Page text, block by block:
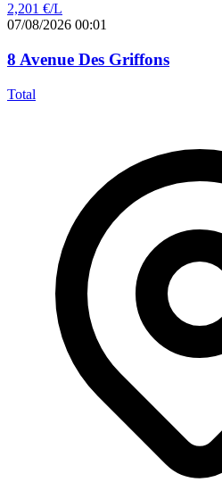
2,201 €/L
07/08/2026 00:01
8 Avenue Des Griffons
Total